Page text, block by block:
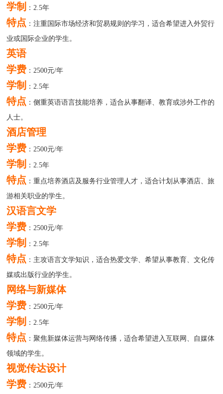
学制 ：2.5年
特点 ：注重国际市场经济和贸易规则的学习，适合希望进入外贸行
业或国际企业的学生。
英语
学费 ：2500元/年
学制 ：2.5年
特点 ：侧重英语语言技能培养，适合从事翻译、教育或涉外工作的
人士。
酒店管理
学费 ：2500元/年
学制 ：2.5年
特点 ：重点培养酒店及服务行业管理人才，适合计划从事酒店、旅
游相关职业的学生。
汉语言文学
学费 ：2500元/年
学制 ：2.5年
特点 ：主攻语言文学知识，适合热爱文学、希望从事教育、文化传
媒或出版行业的学生。
网络与新媒体
学费 ：2500元/年
学制 ：2.5年
特点 ：聚焦新媒体运营与网络传播，适合希望进入互联网、自媒体
领域的学生。
视觉传达设计
学费 ：2500元/年